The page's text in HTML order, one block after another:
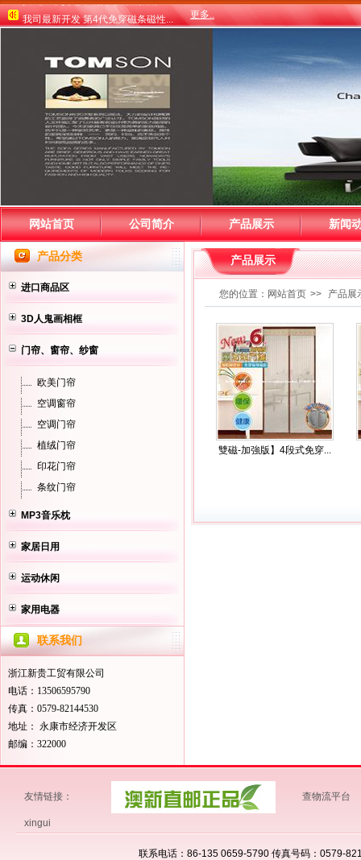
我司最新开发 第4代免穿磁条磁性...
更多..
网站首页 公司简介 产品展示 新闻
产品分类
进口商品区
3D人鬼画相框
门帘、窗帘、纱窗
欧美门帘
空调窗帘
空调门帘
植绒门帘
印花门帘
条纹门帘
MP3音乐枕
家居日用
运动休闲
家用电器
联系我们
浙江新贵工贸有限公司
电话：13506595790
传真：0579-82144530
地址： 永康市经济开发区
邮编：322000
产品展示
您的位置： 网站首页 >> 产品展
雙磁-加強版】4段式免穿...
友情链接： 查物流平台
xingui
联系电话：86-135 0659-5790 传真号码：0579-